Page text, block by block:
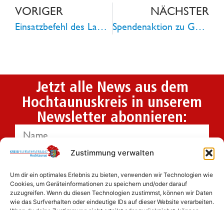
Zustimmung verwalten
Um dir ein optimales Erlebnis zu bieten, verwenden wir Technologien wie
Cookies, um Geräteinformationen zu speichern und/oder darauf
zuzugreifen. Wenn du diesen Technologien zustimmst, können wir Daten
wie das Surfverhalten oder eindeutige IDs auf dieser Website verarbeiten.
VORIGER
Einsatzbefehl des Landes Hessen – Katastrophenschutz des Hochtaunuskreises koordiniert Ländereinsatz im Regierungsbezirk Köln
NÄCHSTER
Spendenaktion zu Gunsten der Hochwasseropfer in NRW
Jetzt alle News aus dem
Hochtaunuskreis in unserem
Newsletter abonnieren:
Ich habe dieDatenschutzbestimmungen
gelesen und erkenne diese ausdrücklich an.